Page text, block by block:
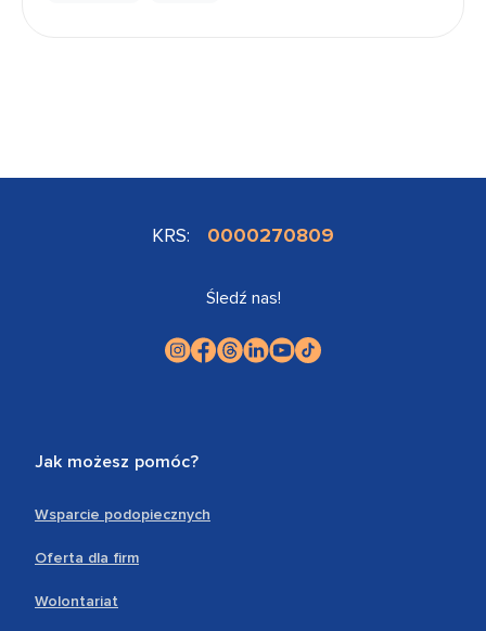
KRS: 0000270809
Śledź nas!
Jak możesz pomóc?
Wsparcie podopiecznych
Oferta dla firm
Wolontariat